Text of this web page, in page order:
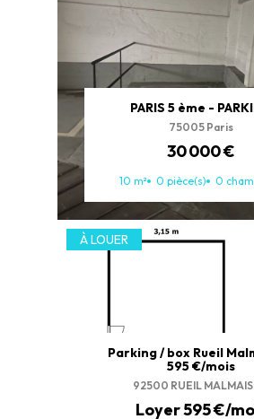
PARIS 5 ème -
75005 Paris
30 000 €
10 m² 0 pièce(s) 0
Parking / box Rueil
595 €/mois
92500 RUEIL
Loyer 595 €/
À LOUER